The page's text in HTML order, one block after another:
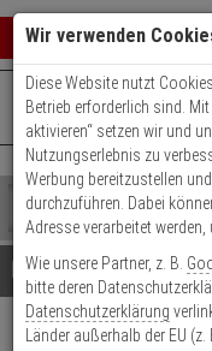
0
Shop
durchsuchen
Bitte
geben
Sie
mindestens
Es
wurde
noch
Kategorien
Suche
+49 (0)821 899 493-0
Details
Wir verwenden
Diese Website nutzt
Betrieb erforderlich sind.
aktivieren“ setzen wir und
Nutzungserlebnis zu
Werbung bereitzustellen
durchzuführen. Dabei
Adresse verarbeitet
Wie unsere Partner, z. B.
bitte deren
Datenschutzerklärung
Länder außerhalb der EU